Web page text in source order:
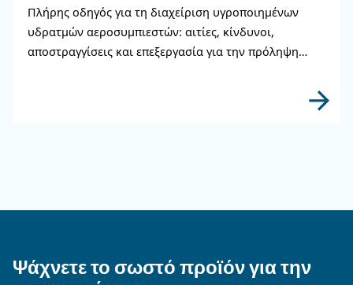
όσα πρέπει να γνωρίζετε